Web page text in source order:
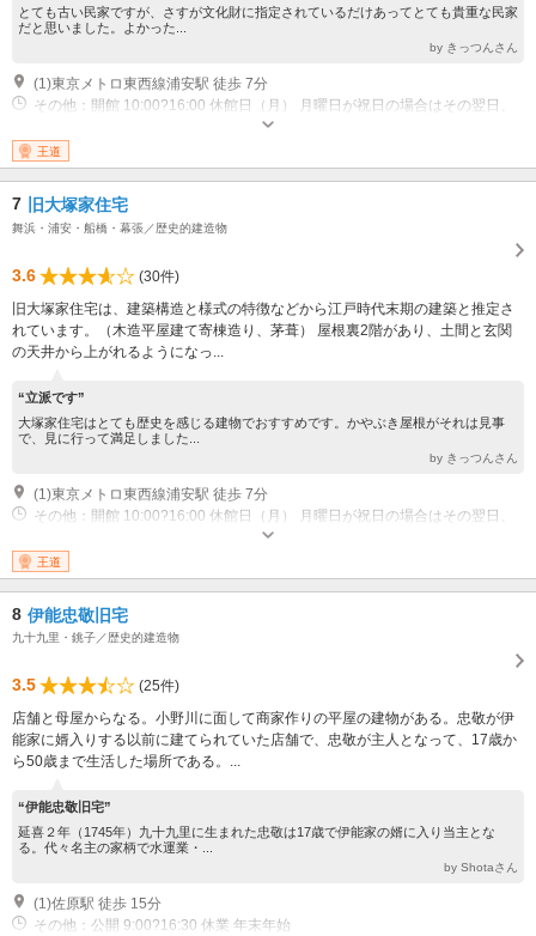
とても古い民家ですが、さすが文化財に指定されているだけあってとても貴重な民家
だと思いました。よかった...
by きっつんさん
(1)東京メトロ東西線浦安駅 徒歩 7分
その他：開館 10:00?16:00 休館日（月） 月曜日が祝日の場合はその翌日、
祝日の翌日、年末年始(12月27日?1月4日)
王道
7 旧大塚家住宅
舞浜・浦安・船橋・幕張／歴史的建造物
3.6
(30件)
旧大塚家住宅は、建築構造と様式の特徴などから江戸時代末期の建築と推定さ
れています。（木造平屋建て寄棟造り、茅葺） 屋根裏2階があり、土間と玄関
の天井から上がれるようになっ...
“立派です”
大塚家住宅はとても歴史を感じる建物でおすすめです。かやぶき屋根がそれは見事
で、見に行って満足しました...
by きっつんさん
(1)東京メトロ東西線浦安駅 徒歩 7分
その他：開館 10:00?16:00 休館日（月） 月曜日が祝日の場合はその翌日、
祝日の翌日、年末年始（12/27?1/4）
王道
8 伊能忠敬旧宅
九十九里・銚子／歴史的建造物
3.5
(25件)
店舗と母屋からなる。小野川に面して商家作りの平屋の建物がある。忠敬が伊
能家に婿入りする以前に建てられていた店舗で、忠敬が主人となって、17歳か
ら50歳まで生活した場所である。...
“伊能忠敬旧宅”
延喜２年（1745年）九十九里に生まれた忠敬は17歳で伊能家の婿に入り当主とな
る。代々名主の家柄で水運業・...
by Shotaさん
(1)佐原駅 徒歩 15分
その他：公開 9:00?16:30 休業 年末年始